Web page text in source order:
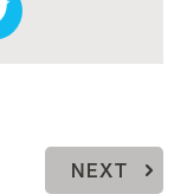
NEXT